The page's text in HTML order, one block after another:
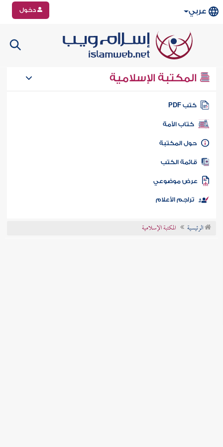
عربي دخول
المكتبة الإسلامية
كتب PDF
كتاب الأمة
المكتبة
الكتب
موضوعي
تراجم الأعلام
الرئيسية المكتبة الإسلامية